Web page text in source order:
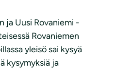
ja Uusi Rovaniemi -
Rovaniemen
yleisö sai kysyä
kysymyksiä ja